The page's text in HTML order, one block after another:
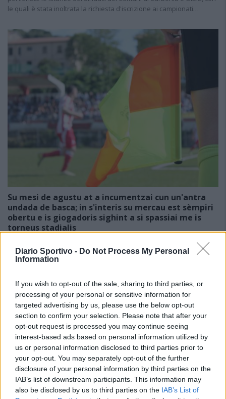
Diario Sportivo - Do Not Process My Personal
Information
If you wish to opt-out of the sale, sharing to third parties, or
processing of your personal or sensitive information for
targeted advertising by us, please use the below opt-out
section to confirm your selection. Please note that after your
opt-out request is processed you may continue seeing
interest-based ads based on personal information utilized by
us or personal information disclosed to third parties prior to
your opt-out. You may separately opt-out of the further
disclosure of your personal information by third parties on the
IAB’s list of downstream participants. This information may
also be disclosed by us to third parties on the IAB’s List of
le quali è stata inoltrata la richiesta d'iscrizione ai campionati…
Su mesi de agustu at a incumentzai cun un'antra
undada de basca; in s'interis su mercau est sèmpiri
obertu e is giogadoris sighint a si spassiai me is
torneus stadialis
E duncas, nci seus po custa cida puru, chi est sa nova de importu
prus mannu de totus is atras (e megu a brullai, si cumprendit beni,
deu creu), ma a sa fini, seu incumintzendi a pentzai ca in custa…
Promosse in Seconda le prime 5 dei playoff di
Terza categoria
18 Giu 2026
Is ùrtimas partidas de sa stagioni: is de
s'Antiochense bincint contras a is de su
Fonne; festa manna po is de su Golfu Aranci;
is de s'Ilva de Sa Maddalena sighint a bisai
s'artziada in Sèrie D
4 Giu 2026